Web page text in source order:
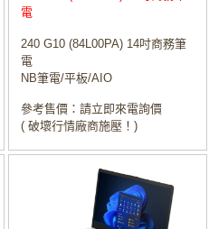
電
240 G10 (84L00PA) 14吋商務筆
電
NB筆電/平板/AIO
參考售價：請立即來電詢價
( 破壞行情廠商施壓！)